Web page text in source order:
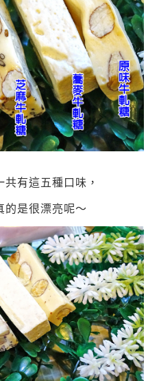
有這五種口味，
的是很漂亮呢～